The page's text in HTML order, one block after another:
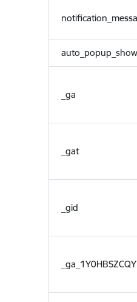
_ga
_gat
_gid
_ga_1Y0HBSZCQY